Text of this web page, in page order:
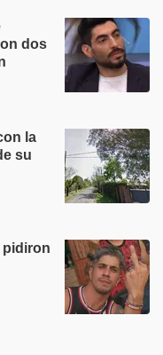
dos
la
su
pidiron